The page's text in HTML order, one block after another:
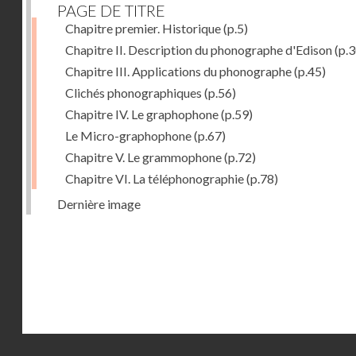
PAGE DE TITRE
Chapitre premier. Historique(p.5)
Chapitre II. Description du phonographe d'Edison
Chapitre III. Applications du phonographe(p.45)
Clichés phonographiques (p.56)
Chapitre IV. Le graphophone(p.59)
Le Micro-graphophone(p.67)
Chapitre V. Le grammophone(p.72)
Chapitre VI. La téléphonographie(p.78)
Dernière image